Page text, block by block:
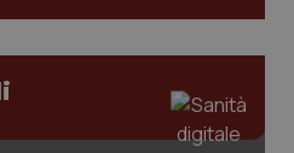
2
www.quotidianosanita.it